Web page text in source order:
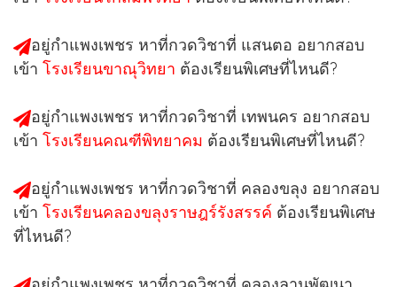
อยู่กำแพงเพชร หาที่กวดวิชาที่ แสนตอ อยากสอบ
เข้า โรงเรียนขาณุวิทยา ต้องเรียนพิเศษที่ไหนดี?
อยู่กำแพงเพชร หาที่กวดวิชาที่ เทพนคร อยากสอบ
เข้า โรงเรียนคณฑีพิทยาคม ต้องเรียนพิเศษที่ไหนดี?
อยู่กำแพงเพชร หาที่กวดวิชาที่ คลองขลุง อยากสอบ
เข้า โรงเรียนคลองขลุงราษฎร์รังสรรค์ ต้องเรียนพิเศษ
ที่ไหนดี?